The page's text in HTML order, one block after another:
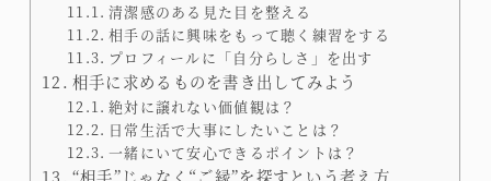
清潔感のある見た目を整える
相手の話に興味をもって聴く練習をする
プロフィールに「自分らしさ」を出す
相手に求めるものを書き出してみよう
絶対に譲れない価値観は？
日常生活で大事にしたいことは？
一緒にいて安心できるポイントは？
“相手”じゃなく“ご縁”を探すという考え方